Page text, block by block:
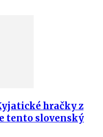
hračky z
tento slovenský